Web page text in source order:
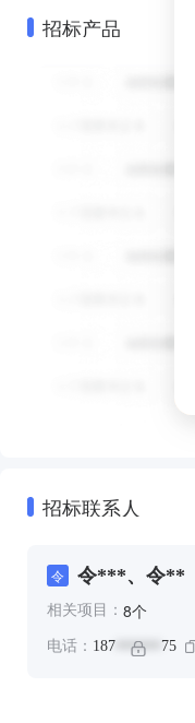
招标产品
招标联系人
令 令***、令**
相关项目： 8个
电话： 187 ****** 75